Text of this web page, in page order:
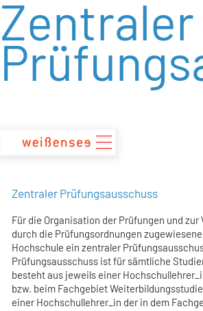
zum
Inhalt
Zentraler
Zentraler Prüfungsausschuss
Für die Organisation der Prüfungen und zur
durch die Prüfungsordnungen
Hochschule ein zentraler
Prüfungsausschuss ist für sämtliche
besteht aus jeweils einer
bzw. beim Fachgebiet
einer Hochschullehrer­_in der in dem